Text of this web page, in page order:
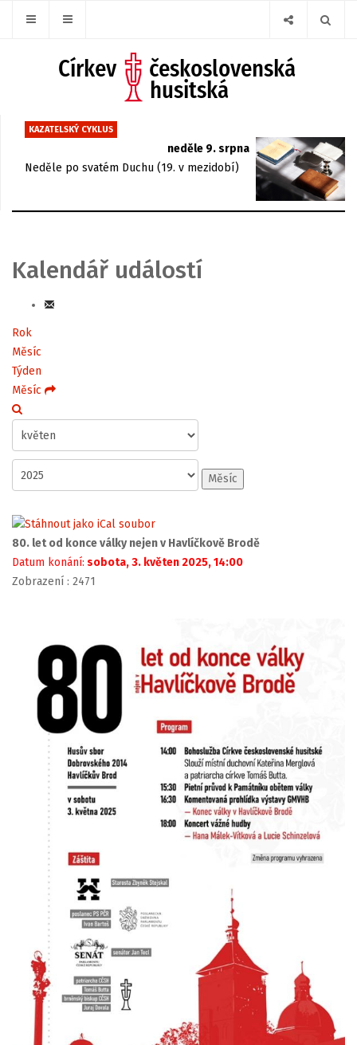
KAZATELSKÝ CYKLUS
neděle 9. srpna
Neděle po svatém Duchu (19. v mezidobí)
Kalendář událostí
Rok
Měsíc
Týden
Měsíc
Měsíc
80. let od konce války nejen v Havlíčkově Brodě
Datum konání: sobota, 3. květen 2025, 14:00
Zobrazení : 2471